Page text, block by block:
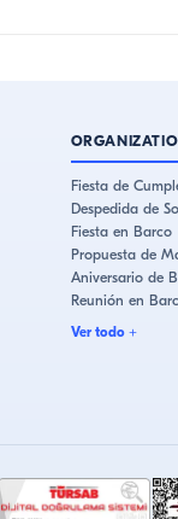
Fiesta de
Despedida de
Fiesta en Barco
Propuesta de
Aniversario de
Reunión en
Ver todo+